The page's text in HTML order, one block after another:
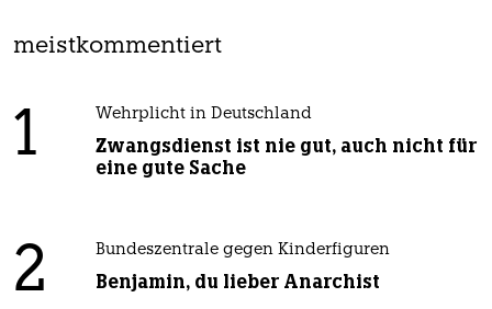
meistkommentiert
1 Wehrplicht in Deutschland
Zwangsdienst ist nie gut, auch nicht für
eine gute Sache
2 Bundeszentrale gegen Kinderfiguren
Benjamin, du lieber Anarchist